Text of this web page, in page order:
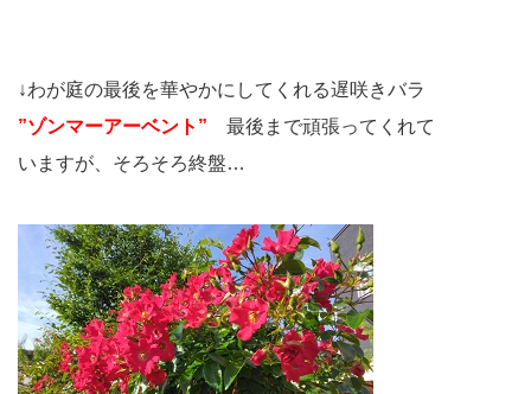
↓わが庭の最後を華やかにしてくれる遅咲きバラ
”ゾンマーアーベント” 最後まで頑張ってくれて
いますが、 そろそろ終盤…